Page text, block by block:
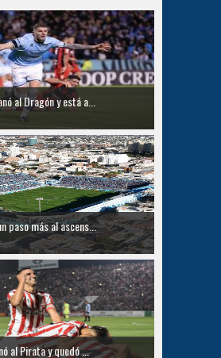
al Dragón y está a...
paso más al ascens...
al Pirata y quedó ...